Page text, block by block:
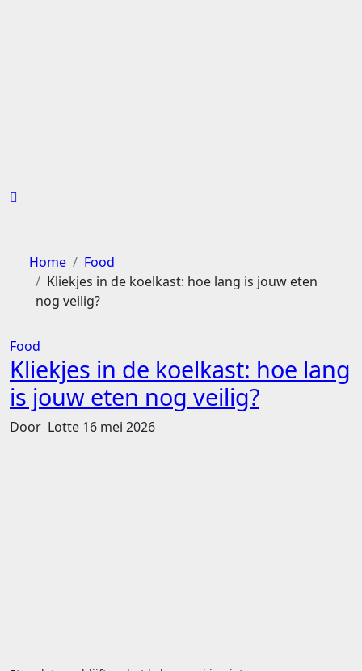
Home
Food
Kliekjes in de koelkast: hoe lang is jouw eten
nog veilig?
Food
Kliekjes in de koelkast: hoe lang
is jouw eten nog veilig?
Door Lotte 16 mei 2026